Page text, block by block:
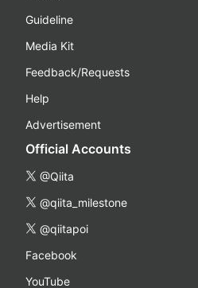
Guideline
Media Kit
Feedback/Requests
Help
Advertisement
Official Accounts
@Qiita
@qiita_milestone
@qiitapoi
Facebook
YouTube